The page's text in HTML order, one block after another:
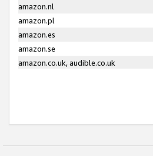
amazon.nl
amazon.pl
amazon.es
amazon.se
amazon.co.uk, audible.co.uk